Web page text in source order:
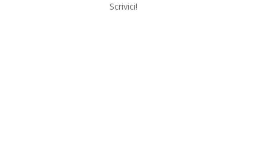
Scrivici!